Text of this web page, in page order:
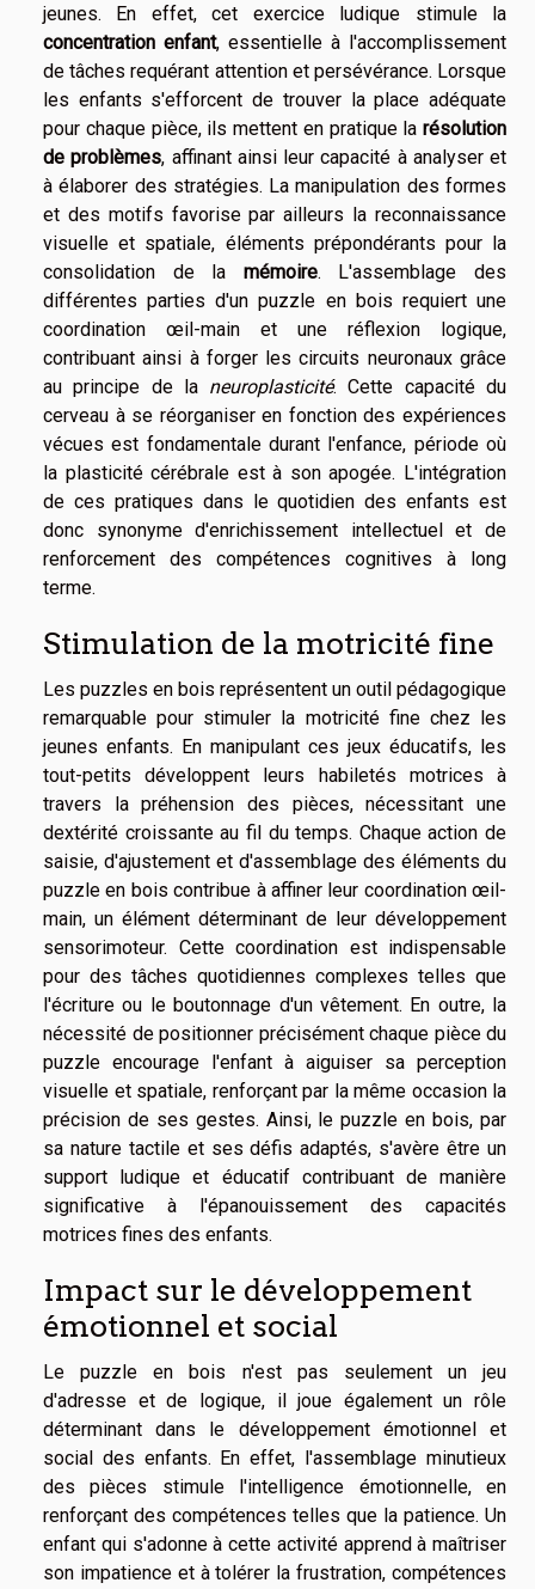
jeunes. En effet, cet exercice ludique stimule la
concentration enfant, essentielle à l'accomplissement
de tâches requérant attention et persévérance. Lorsque
les enfants s'efforcent de trouver la place adéquate
pour chaque pièce, ils mettent en pratique la résolution
de problèmes, affinant ainsi leur capacité à analyser et
à élaborer des stratégies. La manipulation des formes
et des motifs favorise par ailleurs la reconnaissance
visuelle et spatiale, éléments prépondérants pour la
consolidation de la mémoire. L'assemblage des
différentes parties d'un puzzle en bois requiert une
coordination œil-main et une réflexion logique,
contribuant ainsi à forger les circuits neuronaux grâce
au principe de la neuroplasticité. Cette capacité du
cerveau à se réorganiser en fonction des expériences
vécues est fondamentale durant l'enfance, période où
la plasticité cérébrale est à son apogée. L'intégration
de ces pratiques dans le quotidien des enfants est
donc synonyme d'enrichissement intellectuel et de
renforcement des compétences cognitives à long
terme.
Stimulation de la motricité fine
Les puzzles en bois représentent un outil pédagogique
remarquable pour stimuler la motricité fine chez les
jeunes enfants. En manipulant ces jeux éducatifs, les
tout-petits développent leurs habiletés motrices à
travers la préhension des pièces, nécessitant une
dextérité croissante au fil du temps. Chaque action de
saisie, d'ajustement et d'assemblage des éléments du
puzzle en bois contribue à affiner leur coordination œil-
main, un élément déterminant de leur développement
sensorimoteur. Cette coordination est indispensable
pour des tâches quotidiennes complexes telles que
l'écriture ou le boutonnage d'un vêtement. En outre, la
nécessité de positionner précisément chaque pièce du
puzzle encourage l'enfant à aiguiser sa perception
visuelle et spatiale, renforçant par la même occasion la
précision de ses gestes. Ainsi, le puzzle en bois, par
sa nature tactile et ses défis adaptés, s'avère être un
support ludique et éducatif contribuant de manière
significative à l'épanouissement des capacités
motrices fines des enfants.
Impact sur le développement
émotionnel et social
Le puzzle en bois n'est pas seulement un jeu
d'adresse et de logique, il joue également un rôle
déterminant dans le développement émotionnel et
social des enfants. En effet, l'assemblage minutieux
des pièces stimule l'intelligence émotionnelle, en
renforçant des compétences telles que la patience. Un
enfant qui s'adonne à cette activité apprend à maîtriser
son impatience et à tolérer la frustration, compétences